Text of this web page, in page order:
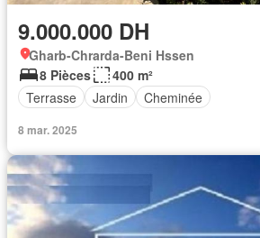
9.000.000 DH
Gharb-Chrarda-Beni Hssen
8 Pièces
400 m²
Terrasse
Jardin Cheminée
8 mar. 2025